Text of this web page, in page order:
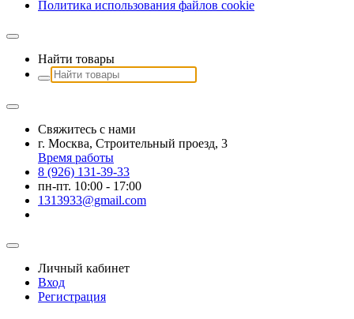
Политика использования файлов сookie
Найти товары
Свяжитесь с нами
г. Москва, Строительный проезд, 3
Время работы
8 (926) 131-39-33
пн-пт. 10:00 - 17:00
1313933@gmail.com
Личный кабинет
Вход
Регистрация